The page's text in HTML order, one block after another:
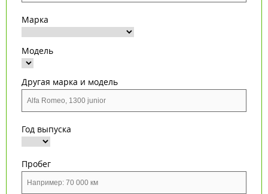
Марка
Модель
Другая марка и модель
Год выпуска
Пробег